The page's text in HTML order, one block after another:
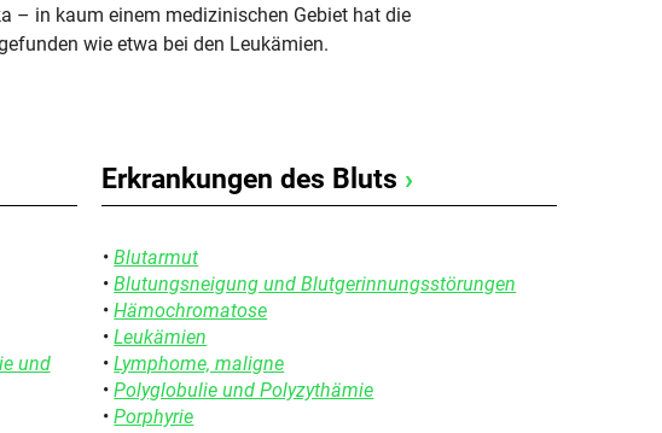
– in kaum einem medizinischen Gebiet hat die
wie etwa bei den Leukämien.
und
Erkrankungen des Bluts ›
Blutarmut
Blutungsneigung und Blutgerinnungsstörungen
Hämochromatose
Leukämien
Lymphome, maligne
Polyglobulie und Polyzythämie
Porphyrie